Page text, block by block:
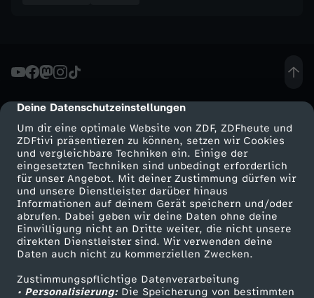
cmp-dialog-description
Deine Datenschutzeinstellungen
Um dir eine optimale Website von ZDF, ZDFheute und
ZDFtivi präsentieren zu können, setzen wir Cookies
und vergleichbare Techniken ein. Einige der
eingesetzten Techniken sind unbedingt erforderlich
für unser Angebot. Mit deiner Zustimmung dürfen wir
und unsere Dienstleister darüber hinaus
Informationen auf deinem Gerät speichern und/oder
abrufen. Dabei geben wir deine Daten ohne deine
Einwilligung nicht an Dritte weiter, die nicht unsere
direkten Dienstleister sind. Wir verwenden deine
Daten auch nicht zu kommerziellen Zwecken.
Zustimmungspflichtige Datenverarbeitung
• Personalisierung:Die Speicherung von bestimmten
s
a
b
e
t
h
I
Mehr ZDF
ZDF-Apps
Smart TV
ZDFtext
Livestreams
Service
ZDFmitreden
Kontakt zum ZDF
Tickets
Zuschauerservice